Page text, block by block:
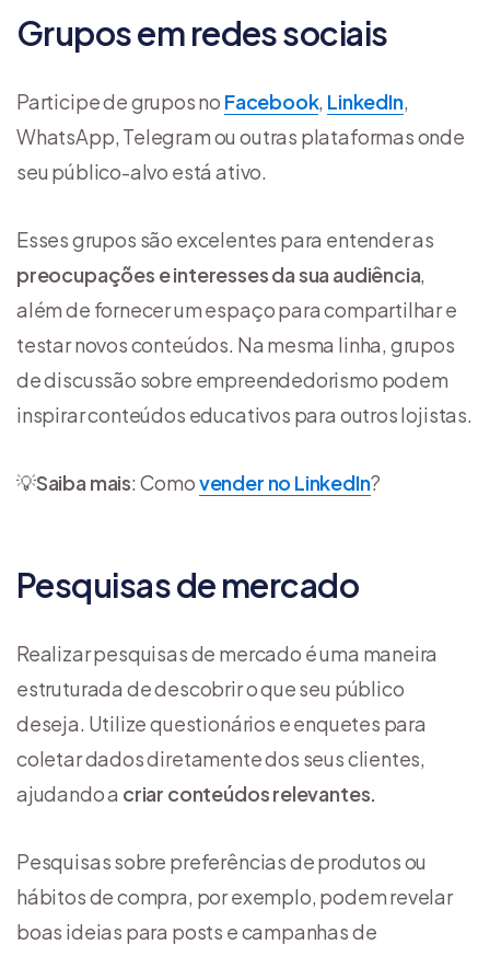
Grupos em redes sociais
Participe de grupos no Facebook, LinkedIn,
WhatsApp, Telegram ou outras plataformas onde
seu público-alvo está ativo.
Esses grupos são excelentes para entender as
preocupações e interesses da sua audiência,
além de fornecer um espaço para compartilhar e
testar novos conteúdos. Na mesma linha, grupos
de discussão sobre empreendedorismo podem
inspirar conteúdos educativos para outros lojistas.
💡Saiba mais: Comovender no LinkedIn?
Pesquisas de mercado
Realizar pesquisas de mercado é uma maneira
estruturada de descobrir o que seu público
deseja. Utilize questionários e enquetes para
coletar dados diretamente dos seus clientes,
ajudando a criar conteúdos relevantes.
Pesquisas sobre preferências de produtos ou
hábitos de compra, por exemplo, podem revelar
boas ideias para posts e campanhas de